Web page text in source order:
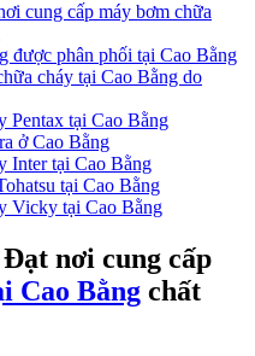
cung cấp máy bơm chữa
được phân phối tại Cao Bằng
cháy tại Cao Bằng do
Pentax tại Cao Bằng
ở Cao Bằng
Inter tại Cao Bằng
tại Cao Bằng
Vicky tại Cao Bằng
nơi cung cấp
Cao Bằng chất